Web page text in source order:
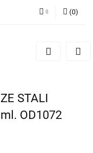
Zarejestruj się
(0)
STALI
OD1072